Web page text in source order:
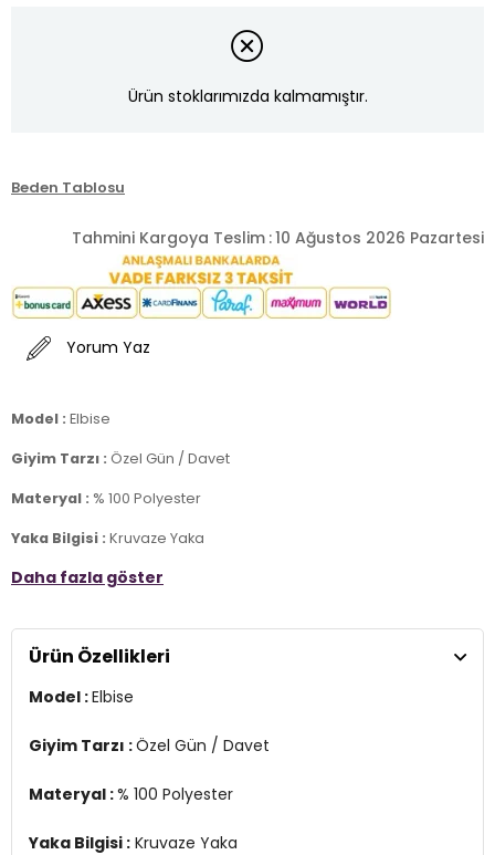
Ürün stoklarımızda kalmamıştır.
Beden Tablosu
Tahmini Kargoya Teslim :10 Ağustos 2026 Pazartesi
Yorum Yaz
Model : Elbise
Giyim Tarzı : Özel Gün / Davet
Materyal : % 100 Polyester
Yaka Bilgisi : Kruvaze Yaka
Kol Bilgisi :Kolsuz
Detay :
92 cm / Beden S
2DY6789075.07
Daha fazla göster
Ürün Özellikleri
Model :Elbise
Giyim Tarzı :Özel Gün / Davet
Materyal :% 100 Polyester
Yaka Bilgisi : Kruvaze Yaka